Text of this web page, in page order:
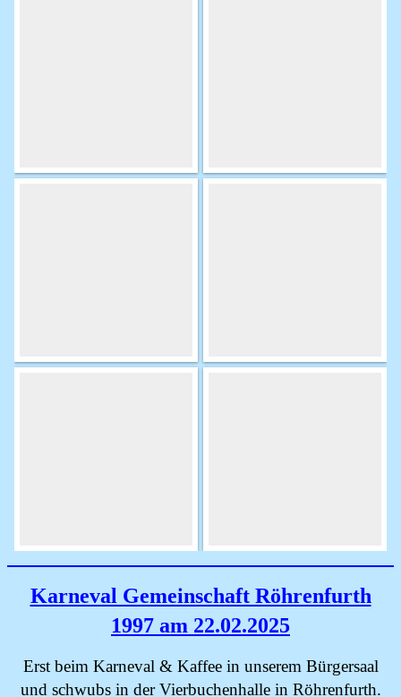
Karneval Gemeinschaft Röhrenfurth
1997 am 22.02.2025
Erst beim Karneval & Kaffee in unserem Bürgersaal
und schwubs in der Vierbuchenhalle in Röhrenfurth.